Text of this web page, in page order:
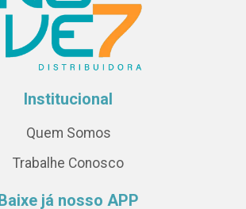
Institucional
Quem Somos
Trabalhe Conosco
Baixe já nosso APP